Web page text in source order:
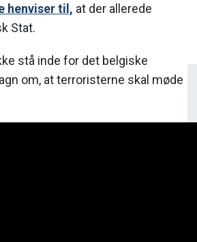
henviser til, at der allerede
Stat.
stå inde for det belgiske
om, at terroristerne skal møde